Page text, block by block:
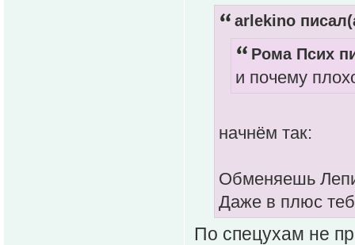
arlekino
Рома Псих
и почему
начнём так:
Обменяешь
Даже в плюс
По спецухам не